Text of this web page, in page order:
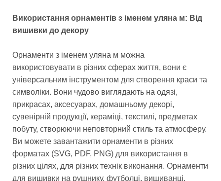
Використання орнаментів з іменем уляна м: Від
вишивки до декору
Орнаменти з іменем уляна м можна
використовувати в різних сферах життя, вони є
універсальним інструментом для створення краси та
символіки. Вони чудово виглядають на одязі,
прикрасах, аксесуарах, домашньому декорі,
сувенірній продукції, кераміці, текстилі, предметах
побуту, створюючи неповторний стиль та атмосферу.
Ви можете завантажити орнаменти в різних
форматах (SVG, PDF, PNG) для використання в
різних цілях, для різних технік виконання. Орнаменти
для вишивки на рушнику, футболці, вишиванці,